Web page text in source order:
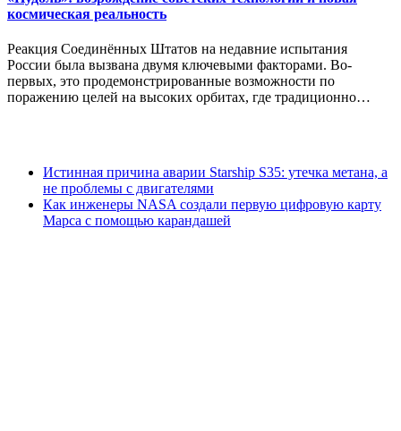
космическая реальность
Реакция Соединённых Штатов на недавние испытания
России была вызвана двумя ключевыми факторами. Во-
первых, это продемонстрированные возможности по
поражению целей на высоких орбитах, где традиционно…
Истинная причина аварии Starship S35: утечка метана, а
не проблемы с двигателями
Как инженеры NASA создали первую цифровую карту
Марса с помощью карандашей